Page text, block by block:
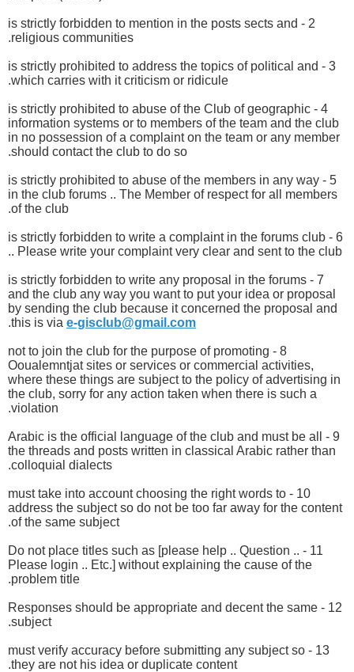
2 - is strictly forbidden to mention in the posts sects and
religious communities.
3 - is strictly prohibited to address the topics of political and
which carries with it criticism or ridicule.
4 - is strictly prohibited to abuse of the Club of geographic
information systems or to members of the team and the club
in no possession of a complaint on the team or any member
should contact the club to do so.
5 - is strictly prohibited to abuse of the members in any way
in the club forums .. The Member of respect for all members
of the club.
6 - is strictly forbidden to write a complaint in the forums club
.. Please write your complaint very clear and sent to the club
7 - is strictly forbidden to write any proposal in the forums
and the club any way you want to put your idea or proposal
by sending the club because it concerned the proposal and
this is via e-gisclub@gmail.com
.
8 - not to join the club for the purpose of promoting
Ooualemntjat sites or services or commercial activities,
where these things are subject to the policy of advertising in
the club, sorry for any action taken when there is such a
violation.
9 - Arabic is the official language of the club and must be all
the threads and posts written in classical Arabic rather than
colloquial dialects.
10 - must take into account choosing the right words to
address the subject so do not be too far away for the content
of the same subject.
11 - Do not place titles such as [please help .. Question ..
Please login .. Etc.] without explaining the cause of the
problem title.
12 - Responses should be appropriate and decent the same
subject.
13 - must verify accuracy before submitting any subject so
they are not his idea or duplicate content.